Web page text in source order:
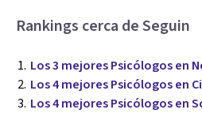
Rankings cerca de Seguin
Los 3 mejores Psicólogos en
Los 4 mejores Psicólogos en
Los 4 mejores Psicólogos en